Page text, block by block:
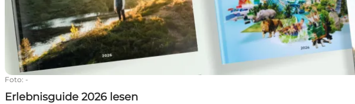
Foto: -
Erlebnisguide 2026 lesen